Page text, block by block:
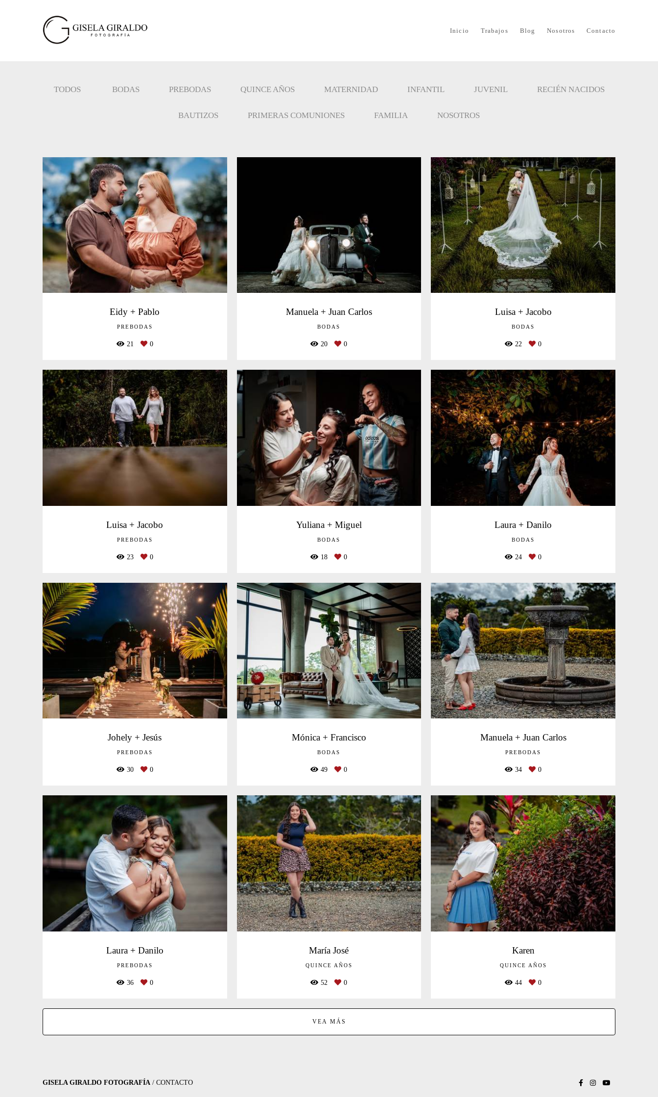
Inicio Trabajos Blog Nosotros Contacto
TODOS BODAS PREBODAS QUINCE AÑOS MATERNIDAD INFANTIL JUVENIL RECIÉN NACIDOS
BAUTIZOS PRIMERAS COMUNIONES FAMILIA NOSOTROS
Eidy + Pablo
PREBODAS
21 0
Manuela + Juan Carlos
BODAS
20 0
Luisa + Jacobo
BODAS
22 0
Luisa + Jacobo
PREBODAS
23 0
Yuliana + Miguel
BODAS
18 0
Laura + Danilo
BODAS
24 0
Johely + Jesús
PREBODAS
30 0
Mónica + Francisco
BODAS
49 0
Manuela + Juan Carlos
PREBODAS
34 0
Laura + Danilo
PREBODAS
36 0
María José
QUINCE AÑOS
52 0
Karen
QUINCE AÑOS
44 0
VEA MÁS
GISELA GIRALDO FOTOGRAFÍA / CONTACTO